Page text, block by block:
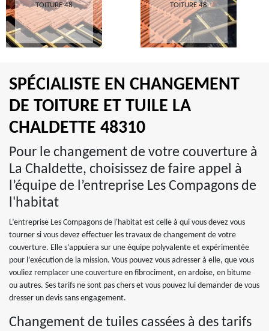
TOITURE 48
TOITURE 48
SPÉCIALISTE EN CHANGEMENT
DE TOITURE ET TUILE LA
CHALDETTE 48310
Pour le changement de votre couverture à
La Chaldette, choisissez de faire appel à
l’équipe de l’entreprise Les Compagons de
l'habitat
L’entreprise Les Compagons de l'habitat est celle à qui vous devez vous
tourner si vous devez effectuer les travaux de changement de votre
couverture. Elle s’appuiera sur une équipe polyvalente et expérimentée
pour l’exécution de la mission. Vous pouvez vous adresser à elle, que vous
vouliez remplacer une couverture en fibrociment, en ardoise, en bitume
ou autres. Ses tarifs ne sont pas chers et vous pouvez lui demander de vous
dresser un devis sans engagement.
Changement de tuiles cassées à des tarifs